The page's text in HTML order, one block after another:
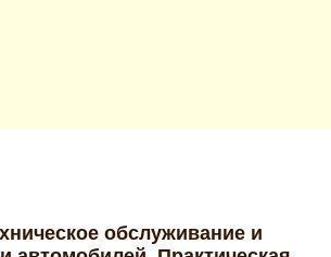
обслуживание и